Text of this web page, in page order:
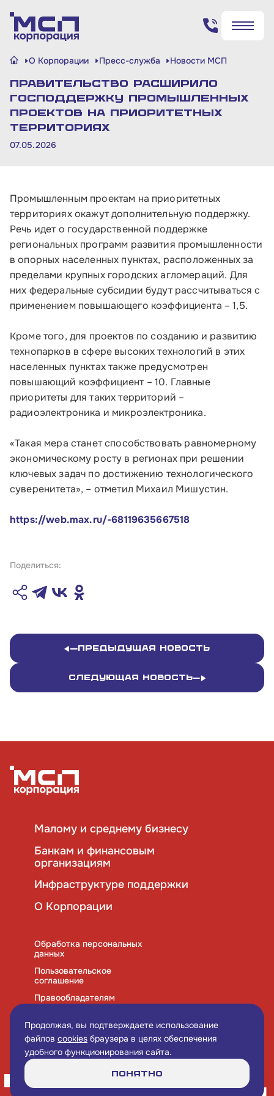
Найти
Малому и среднему бизнесу
Банкам и финансовым организациям
Инфраструктуре поддержки
Контакты
Соцсети
Время работы:
стр.1
Обратиться в Корпорацию
Поиск по сайту
✖
Найти
О Корпорации Пресс-служба Новости МСП
Правительство расширило
господдержку промышленных
проектов на приоритетных
территориях
07.05.2026
Промышленным проектам на приоритетных
территориях окажут дополнительную поддержку.
Речь идет о государственной поддержке
региональных программ развития промышленности
в опорных населенных пунктах, расположенных за
пределами крупных городских агломераций. Для
них федеральные субсидии будут рассчитываться с
применением повышающего коэффициента – 1,5.
Кроме того, для проектов по созданию и развитию
технопарков в сфере высоких технологий в этих
населенных пунктах также предусмотрен
повышающий коэффициент – 10. Главные
приоритеты для таких территорий –
радиоэлектроника и микроэлектроника.
«Такая мера станет способствовать равномерному
экономическому росту в регионах при решении
ключевых задач по достижению технологического
суверенитета», – отметил Михаил Мишустин.
https://web.max.ru/-68119635667518
Поделиться:
Предыдущая новость
Следующая новость
Малому и среднему бизнесу
Банкам и финансовым
организациям
Инфраструктуре поддержки
О Корпорации
Обработка персональных
данных
Пользовательское
соглашение
Правообладателям
cookies
Продолжая, вы подтверждаете использование
файлов cookies браузера в целях обеспечения
удобного функционирования сайта.
Понятно